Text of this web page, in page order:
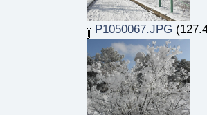
P1050067.JPG